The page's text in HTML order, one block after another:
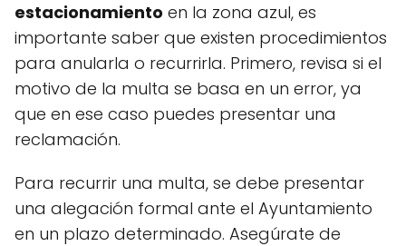
estacionamiento en la zona azul, es
importante saber que existen procedimientos
para anularla o recurrirla. Primero, revisa si el
motivo de la multa se basa en un error, ya
que en ese caso puedes presentar una
reclamación.
Para recurrir una multa, se debe presentar
una alegación formal ante el Ayuntamiento
en un plazo determinado. Asegúrate de